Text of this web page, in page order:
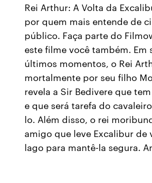
Rei Arthur: A Volta da
por quem mais entende de
público. Faça parte do
este filme você também. Em
últimos momentos, o Rei
mortalmente por seu filho
revela a Sir Bedivere que
e que será tarefa do
lo. Além disso, o rei
amigo que leve Excalibur de
lago para mantê-la segura.